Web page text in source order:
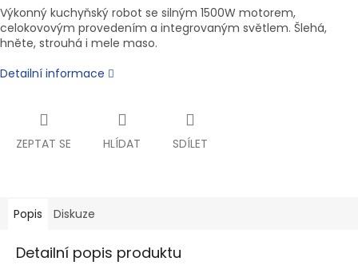
Výkonný kuchyňský robot se silným 1500W motorem,
celokovovým provedením a integrovaným světlem. Šlehá,
hněte, strouhá i mele maso.
Detailní informace
ZEPTAT SE HLÍDAT SDÍLET
Popis Diskuze
Detailní popis produktu